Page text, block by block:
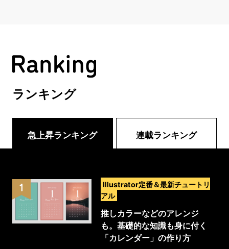
ランキング
急上昇ランキング
Illustrator定番＆最新チュートリ
アル
推しカラーなどのアレンジ
も。基礎的な知識も身に付く
「カレンダー」の作り方
連載ランキング